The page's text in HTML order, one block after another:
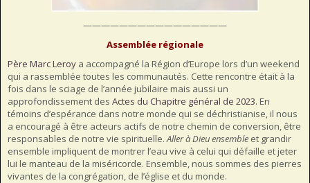
————————————————
Assemblée régionale
Père Marc Leroy a accompagné la Région d’Europe lors d’un weekend
qui a rassemblée toutes les communautés. Cette rencontre était à la
fois dans le sciage de l’année jubilaire mais aussi un
approfondissement des Actes du Chapitre général de 2023. En
témoins d’espérance dans notre monde qui se déchristianise, il nous
a encouragé à être acteurs actifs de notre chemin de conversion, être
responsables de notre vie spirituelle.Aller à Dieu ensemble et grandir
ensemble impliquent de montrer l’eau vive à celui qui défaille et jeter
lui le manteau de la miséricorde. Ensemble, nous sommes des pierres
vivantes de la congrégation, de l’église et du monde.